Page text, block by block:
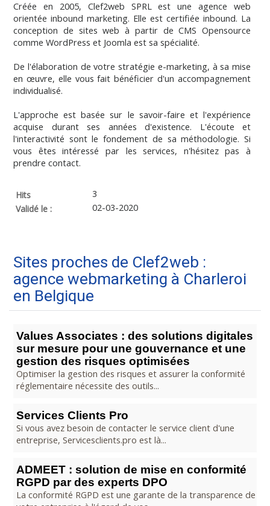
Créée en 2005, Clef2web SPRL est une agence web
orientée inbound marketing. Elle est certifiée inbound. La
conception de sites web à partir de CMS Opensource
comme WordPress et Joomla est sa spécialité.
De l'élaboration de votre stratégie e-marketing, à sa mise
en œuvre, elle vous fait bénéficier d'un accompagnement
individualisé.
L'approche est basée sur le savoir-faire et l'expérience
acquise durant ses années d'existence. L'écoute et
l'interactivité sont le fondement de sa méthodologie. Si
vous êtes intéressé par les services, n'hésitez pas à
prendre contact.
Hits
3
Validé le :
02-03-2020
Sites proches de Clef2web :
agence webmarketing à Charleroi
en Belgique
Values Associates : des solutions digitales
sur mesure pour une gouvernance et une
gestion des risques optimisées
Optimiser la gestion des risques et assurer la conformité
réglementaire nécessite des outils...
Services Clients Pro
Si vous avez besoin de contacter le service client d'une
entreprise, Servicesclients.pro est là...
ADMEET : solution de mise en conformité
RGPD par des experts DPO
La conformité RGPD est une garante de la transparence de